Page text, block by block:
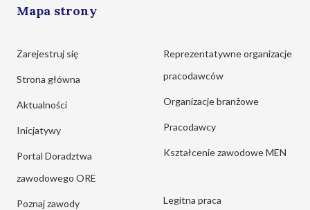
Mapa strony
Zarejestruj się
Strona główna
Aktualności
Inicjatywy
Portal Doradztwa
zawodowego ORE
Poznaj zawody
Reprezentatywne organizacje
pracodawców
Organizacje branżowe
Pracodawcy
Kształcenie zawodowe MEN
Legitna praca